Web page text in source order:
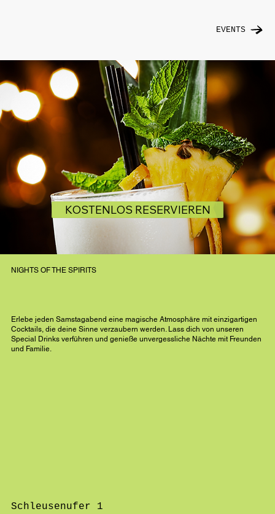
EVENTS
KOSTENLOS RESERVIEREN
NIGHTS OF THE SPIRITS
Erlebe jeden Samstagabend eine magische Atmosphäre mit einzigartigen
Cocktails, die deine Sinne verzaubern werden. Lass dich von unseren
Special Drinks verführen und genieße unvergessliche Nächte mit Freunden
und Familie.
Schleusenufer 1